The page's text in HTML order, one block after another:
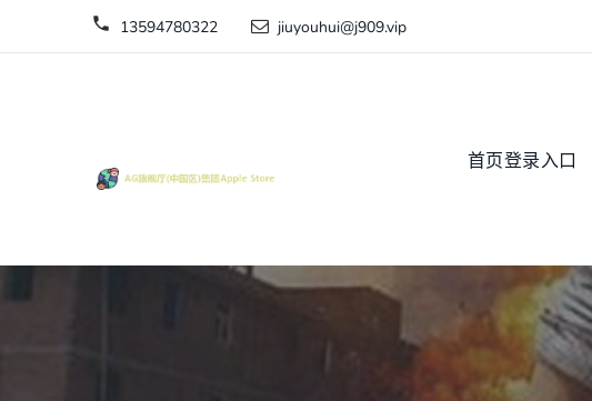
13594780322 jiuyouhui@j909.vip
首页登录入口